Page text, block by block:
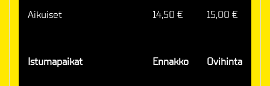
Aikuiset 14,50 € 15,00 €
Istumapaikat Ennakko Ovihinta